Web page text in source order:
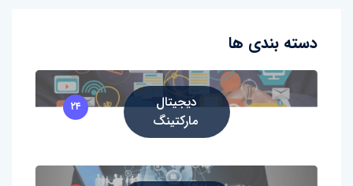
دسته بندی ها
دیجیتال
مارکتینگ
۲۴